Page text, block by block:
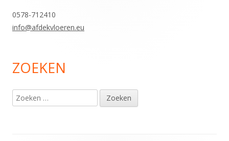
sidebar
0578-712410
info@afdekvloeren.eu
ZOEKEN
Zoeken
naar: